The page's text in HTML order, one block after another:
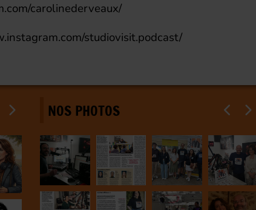
carolinederveaux/
studiovisit.podcast/
NOS PHOTOS